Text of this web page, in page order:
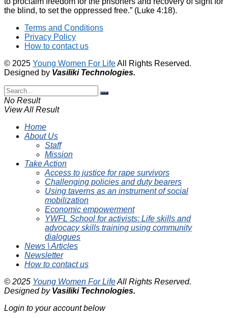
the blind, to set the oppressed free.” (Luke 4:18).
Terms and Conditions
Privacy Policy
How to contact us
© 2025 Young Women For LifeAll Rights Reserved.
Designed by Vasiliki Technologies.
No Result
View All Result
Home
About Us
Staff
Mission
Take Action
Access to justice for rape survivors
Challenging policies and duty bearers
Using taverns as an instrument of social
mobilization
Economic empowerment
YWFL School for activists: Life skills and
advocacy skills training using community
dialogues
News \ Articles
Newsletter
How to contact us
© 2025 Young Women For LifeAll Rights Reserved.
Designed by Vasiliki Technologies.
Login to your account below